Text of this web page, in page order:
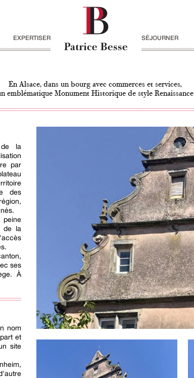
EXPERTISER SÉJOURNER
En Alsace, dans un bourg avec commerces et services,
emblématique Monument Historique de style Renaissance
la
par
des
peine
de la
ses
À
nom
et
site